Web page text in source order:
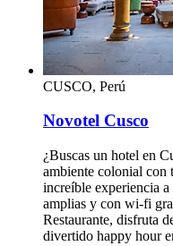
CUSCO, Perú
Novotel Cusco
¿Buscas un hotel en
ambiente colonial con
increíble experiencia a
amplias y con wi-fi
Restaurante, disfruta
divertido happy hour